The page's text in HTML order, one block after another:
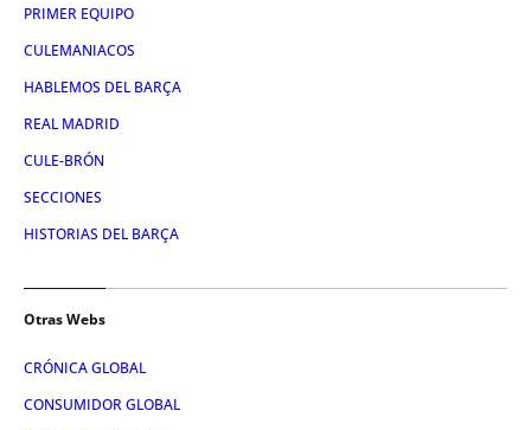
PRIMER EQUIPO
CULEMANIACOS
HABLEMOS DEL BARÇA
REAL MADRID
CULE-BRÓN
SECCIONES
HISTORIAS DEL BARÇA
Otras Webs
CRÓNICA GLOBAL
CONSUMIDOR GLOBAL